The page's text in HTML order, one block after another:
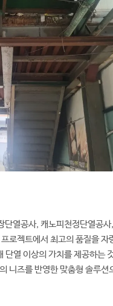
단열공사, 캐노피천정단열공사,
로젝트에서 최고의 품질을 자
단열 이상의 가치를 제공하는
니즈를 반영한 맞춤형 솔루션